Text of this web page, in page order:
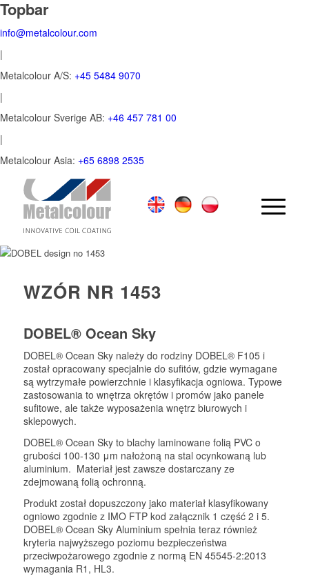
Topbar
info@metalcolour.com
|
Metalcolour A/S: +45 5484 9070
|
Metalcolour Sverige AB: +46 457 781 00
|
Metalcolour Asia: +65 6898 2535
WZÓR NR 1453
DOBEL® Ocean Sky
DOBEL® Ocean Sky należy do rodziny DOBEL® F105 i
został opracowany specjalnie do sufitów, gdzie wymagane
są wytrzymałe powierzchnie i klasyfikacja ogniowa. Typowe
zastosowania to wnętrza okrętów i promów jako panele
sufitowe, ale także wyposażenia wnętrz biurowych i
sklepowych.
DOBEL® Ocean Sky to blachy laminowane folią PVC o
grubości 100-130 μm nałożoną na stal ocynkowaną lub
aluminium. Materiał jest zawsze dostarczany ze
zdejmowaną folią ochronną.
Produkt został dopuszczony jako materiał klasyfikowany
ogniowo zgodnie z IMO FTP kod załącznik 1 część 2 i 5.
DOBEL® Ocean Sky Aluminium spełnia teraz również
kryteria najwyższego poziomu bezpieczeństwa
przeciwpożarowego zgodnie z normą EN 45545-2:2013
wymagania R1, HL3.